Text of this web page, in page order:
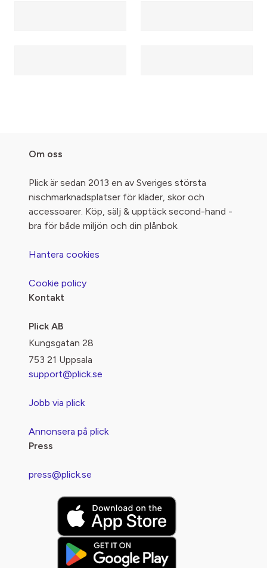
Om oss
Plick är sedan 2013 en av Sveriges största
nischmarknadsplatser för kläder, skor och
accessoarer. Köp, sälj & upptäck second-hand -
bra för både miljön och din plånbok.
Hantera cookies
Cookie policy
Kontakt
Plick AB
Kungsgatan 28
753 21 Uppsala
support@plick.se
Jobb via plick
Annonsera på plick
Press
press@plick.se